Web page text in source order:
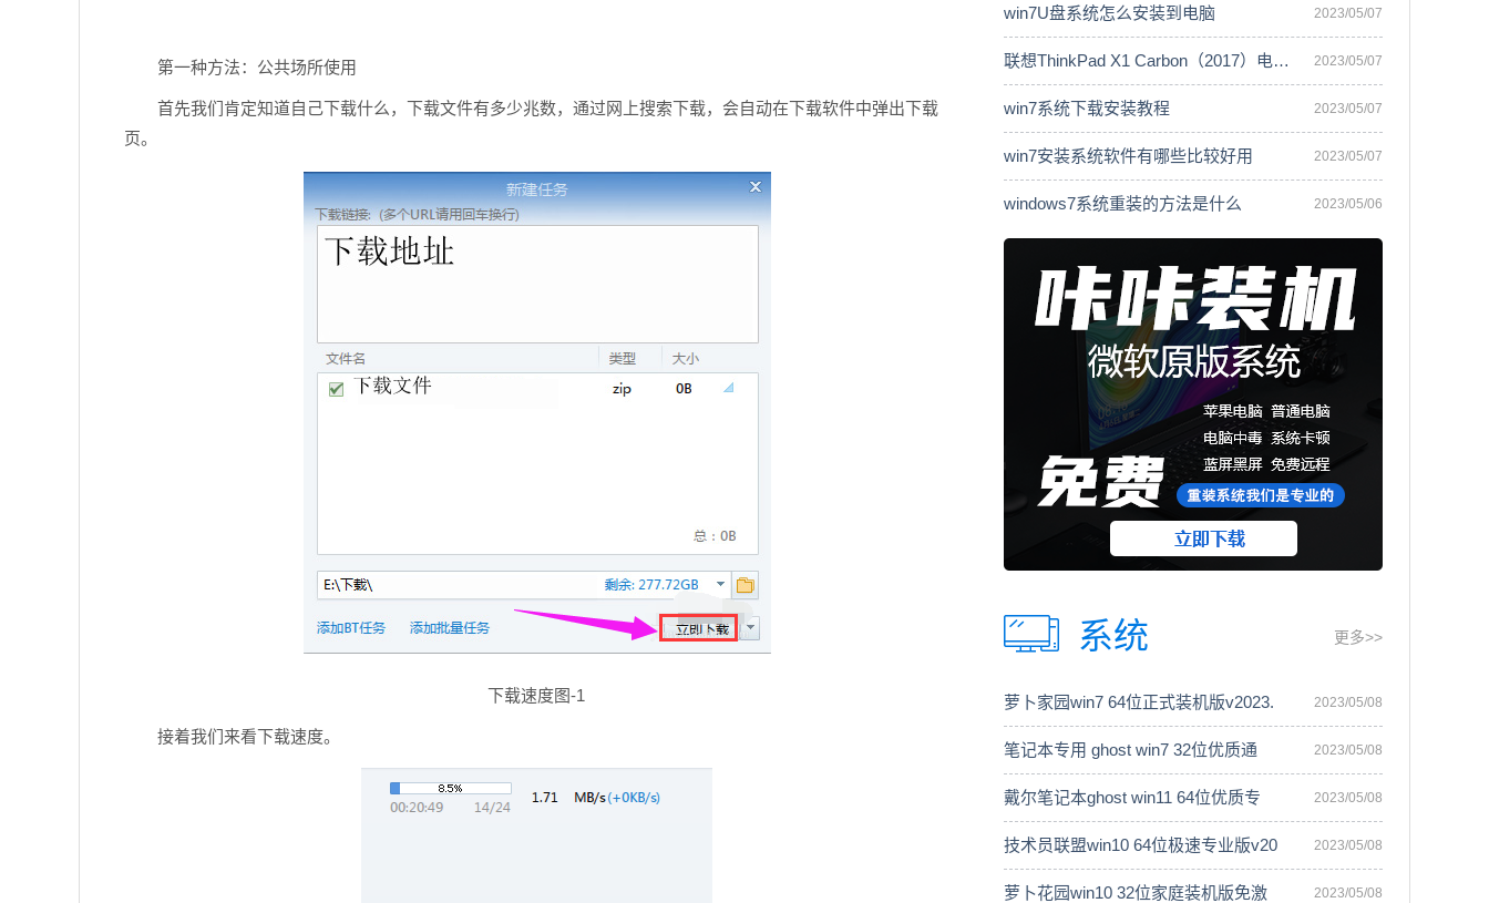
第一种方法：公共场所使用
首先我们肯定知道自己下载什么，下载文件有多少兆数，通过网上搜索下载，会自动在下载软件中弹出下载
页。
下载速度图-1
接着我们来看下载速度。
win7U盘系统怎么安装到电脑 2023/05/07
联想ThinkPad X1 Carbon（2017）电脑安 2023/05/07
win7系统下载安装教程 2023/05/07
win7安装系统软件有哪些比较好用 2023/05/07
windows7系统重装的方法是什么 2023/05/06
系统 更多>>
萝卜家园win7 64位正式装机版v2023. 2023/05/08
笔记本专用 ghost win7 32位优质通 2023/05/08
戴尔笔记本ghost win11 64位优质专 2023/05/08
技术员联盟win10 64位极速专业版v20 2023/05/08
萝卜花园win10 32位家庭装机版免激 2023/05/08